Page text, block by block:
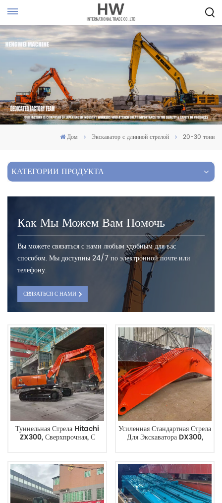
Дом Экскаватор с длинной стрелой 20-30 тонн
КАТЕГОРИИ ПРОДУКТА
Как Мы Можем Вам Помочь
Вы можете связаться с нами любым удобным для вас
способом. Мы доступны 24/7 по электронной почте или
телефону.
СВЯЗАТЬСЯ С НАМИ
Туннельная Стрела Hitachi
ZX300, Сверхпрочная, С
Усиленная Стандартная Стрела
Для Экскаватора DX300,